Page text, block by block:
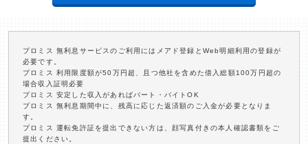
プロミス 無利息サービスのご利用にはメアド登録とWeb明細利用の登録が
必要です。
プロミス 利用限度額が50万円超、且つ他社を含めた借入総額100万円超の
場合収入証明必要
プロミス 安定した収入があればパート・バイトOK
プロミス 無利息期間中に、残高に応じた返済額のご入金が必要となりま
す。
プロミス 運転免許証を提出できない方は、顔写真付きの本人確認書類をご
提出ください。